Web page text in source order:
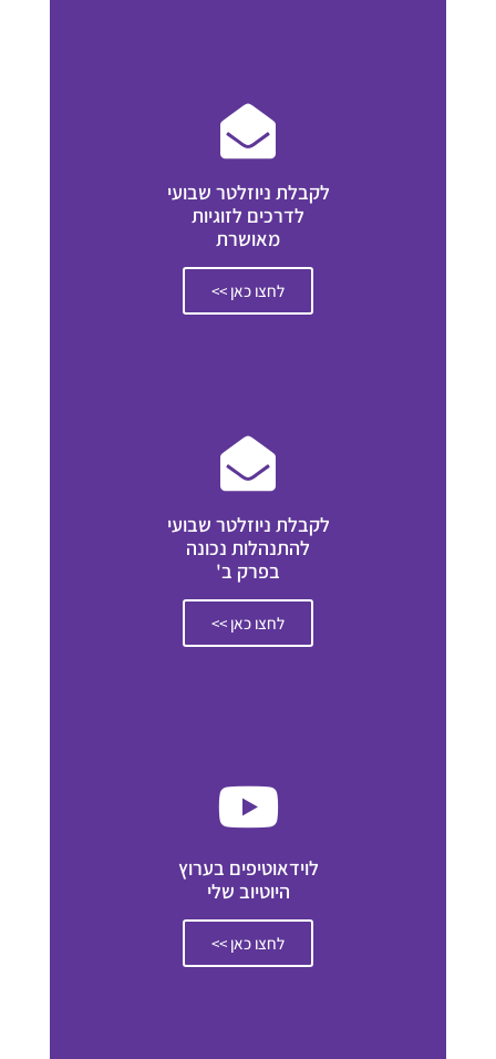
לקבלת ניוזלטר שבועי
לדרכים לזוגיות
מאושרת
לחצו כאן >>
לקבלת ניוזלטר שבועי
להתנהלות נכונה
בפרק ב'
לחצו כאן >>
לוידאוטיפים בערוץ
היוטיוב שלי
לחצו כאן >>